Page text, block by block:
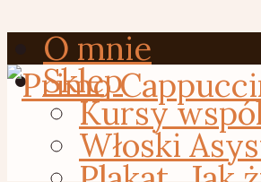
O mnie
Sklep
Kursy
Włoski